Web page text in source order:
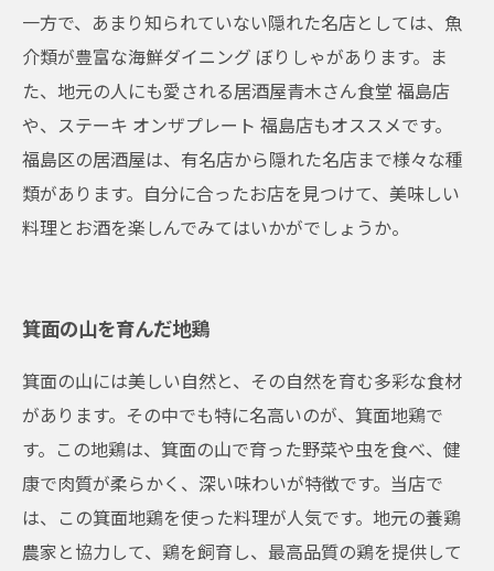
一方で、あまり知られていない隠れた名店としては、魚
介類が豊富な海鮮ダイニング ぼりしゃがあります。ま
た、地元の人にも愛される居酒屋青木さん食堂 福島店
や、ステーキ オンザプレート 福島店もオススメです。
福島区の居酒屋は、有名店から隠れた名店まで様々な種
類があります。自分に合ったお店を見つけて、美味しい
料理とお酒を楽しんでみてはいかがでしょうか。
箕面の山を育んだ地鶏
箕面の山には美しい自然と、その自然を育む多彩な食材
があります。その中でも特に名高いのが、箕面地鶏で
す。この地鶏は、箕面の山で育った野菜や虫を食べ、健
康で肉質が柔らかく、深い味わいが特徴です。当店で
は、この箕面地鶏を使った料理が人気です。地元の養鶏
農家と協力して、鶏を飼育し、最高品質の鶏を提供して